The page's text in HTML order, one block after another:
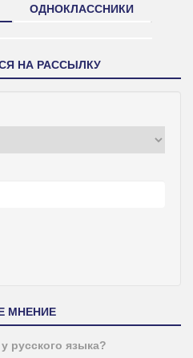
ОДНОКЛАССНИКИ
НА РАССЫЛКУ
МНЕНИЕ
русского языка?